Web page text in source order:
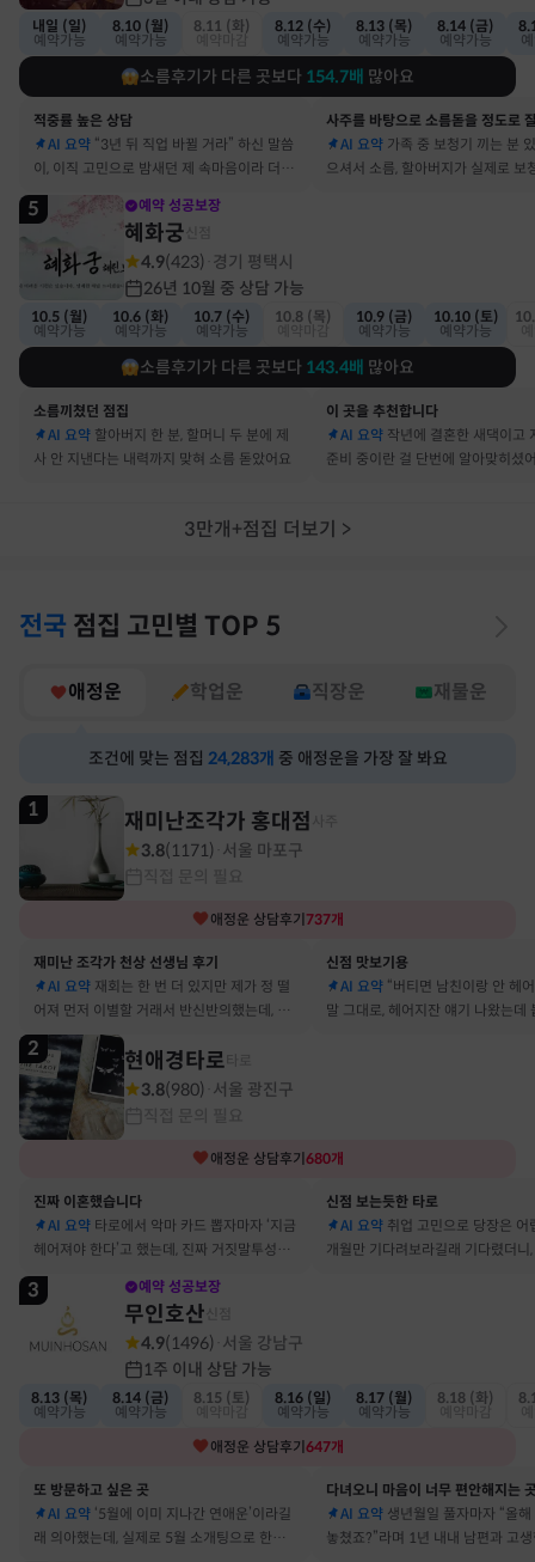
내일 (일)
예약가능
8.10 (월)
예약가능
8.11 (화)
8.12 (수)
예약가능
8.13 (목)
예약가능
8.14 (금)
예약가능
소름후기가 다른 곳보다 154.7배 많아요
적중률 높은 상담
AI 요약 “3년 뒤 직업 바뀔 거라” 하신 말씀
이, 이직 고민으로 밤새던 제 속마음이라 더 신
기했어요
AI 요약 가족 중 보청기 끼는 분
으셔서 소름, 할아버지가 실제로 보
5 예약 성공보장
혜화궁
4.9(423) 경기 평택시
26년 10월 중 상담 가능
10.5 (월)
예약가능
10.6 (화)
예약가능
10.7 (수)
예약가능
10.8 (목)
10.9 (금)
예약가능
10.10 (토)
예약가능
소름후기가 다른 곳보다 143.4배 많아요
소름끼쳤던 점집
AI 요약 할아버지 한 분, 할머니 두 분에 제
사 안 지낸다는 내력까지 맞혀 소름 돋았어요
이 곳을 추천합니다
AI 요약 작년에 결혼한 새댁이고
준비 중이란 걸 단번에 알아맞히셨
3만개+점집 더보기 >
전국 점집 고민별 TOP 5
애정운 학업운 직장운 재물운
조건에 맞는 점집 24,283개 중 애정운을 가장 잘 봐요
1 재미난조각가 홍대점
3.8(1171) 서울 마포구
애정운 상담후기 737개
재미난 조각가 천상 선생님 후기
AI 요약 재회는 한 번 더 있지만 제가 정 떨
어져 먼저 이별할 거래서 반신반의했는데, 정
말 재회 후 제가 먼저 헤어지자고 했어요
신점 맛보기용
AI 요약 “버티면 남친이랑 안 헤
말 그대로, 헤어지잔 얘기 나왔는데
2 현애경타로
3.8(980) 서울 광진구
애정운 상담후기 680개
진짜 이혼했습니다
AI 요약 타로에서 악마 카드 뽑자마자 ‘지금
헤어져야 한다’고 했는데, 진짜 거짓말투성이
결혼 생활 끝에 이혼 숙고 중이에요
신점 보는듯한 타로
AI 요약 취업 고민으로 당장은 어
개월만 기다려보라길래 기다렸더니
3 예약 성공보장
무인호산
4.9(1496) 서울 강남구
1주 이내 상담 가능
8.13 (목)
예약가능
8.14 (금)
예약가능
8.15 (토)
8.16 (일)
예약가능
8.17 (월)
예약가능
8.18 (화)
애정운 상담후기 647개
또 방문하고 싶은 곳
AI 요약 ‘5월에 이미 지나간 연애운’이라길
래 의아했는데, 실제로 5월 소개팅으로 한참
다녀오니 마음이 너무 편안해지는
AI 요약 생년월일 풀자마자 “올
놓쳤죠?”라며 1년 내내 남편과 고